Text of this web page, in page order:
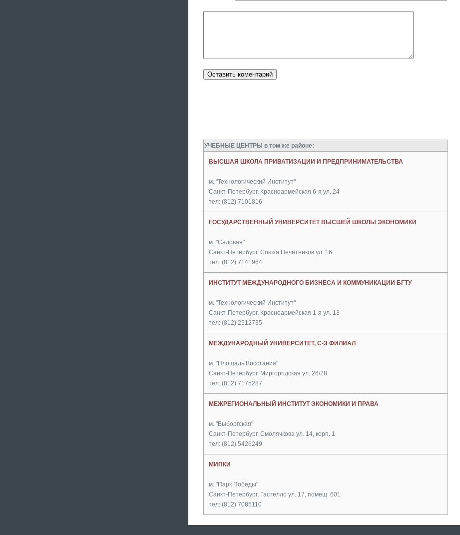
УЧЕБНЫЕ ЦЕНТРЫ в том же районе:
ВЫСШАЯ ШКОЛА ПРИВАТИЗАЦИИ И ПРЕДПРИНИМАТЕЛЬСТВА
м. "Технологический Институт"
Санкт-Петербург, Красноармейская 6-я ул. 24
тел: (812) 7101816
ГОСУДАРСТВЕННЫЙ УНИВЕРСИТЕТ ВЫСШЕЙ ШКОЛЫ ЭКОНОМИКИ
м. "Садовая"
Санкт-Петербург, Союза Печатников ул. 16
тел: (812) 7141964
ИНСТИТУТ МЕЖДУНАРОДНОГО БИЗНЕСА И КОММУНИКАЦИИ БГТУ
м. "Технологический Институт"
Санкт-Петербург, Красноармейская 1-я ул. 13
тел: (812) 2512735
МЕЖДУНАРОДНЫЙ УНИВЕРСИТЕТ, С-З ФИЛИАЛ
м. "Площадь Восстания"
Санкт-Петербург, Миргородская ул. 26/28
тел: (812) 7175287
МЕЖРЕГИОНАЛЬНЫЙ ИНСТИТУТ ЭКОНОМИКИ И ПРАВА
м. "Выборгская"
Санкт-Петербург, Смолячкова ул. 14, корп. 1
тел: (812) 5426249
МИПКИ
м. "Парк Победы"
Санкт-Петербург, Гастелло ул. 17, помещ. 601
тел: (812) 7085110